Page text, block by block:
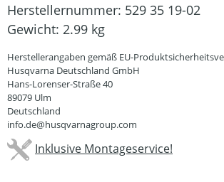
Herstellernummer: 529 35 19-02
Gewicht: 2.99 kg
Herstellerangaben gemäß EU-
Husqvarna Deutschland GmbH
Hans-Lorenser-Straße 40
89079 Ulm
Deutschland
info.de@husqvarnagroup.com
Inklusive Montageservice!